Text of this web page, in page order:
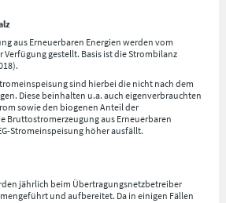
aus Erneuerbaren Energien werden vom
Verfügung gestellt. Basis ist die Strombilanz
sind hierbei die nicht nach dem
Diese beinhalten u.a. auch eigenverbrauchten
sowie den biogenen Anteil der
Bruttostromerzeugung aus Erneuerbaren
Stromeinspeisung höher ausfällt.
jährlich beim Übertragungsnetzbetreiber
und aufbereitet. Da in einigen Fällen